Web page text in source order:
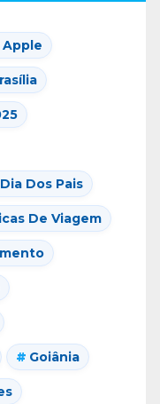
Apple
Dia Dos Pais
De Viagem
Goiânia